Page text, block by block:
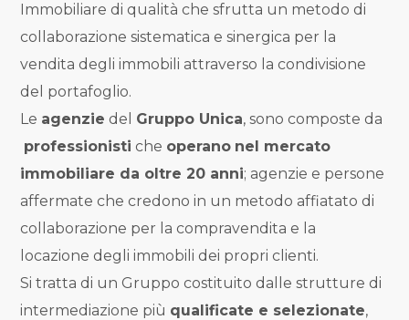
Immobiliare di qualità che sfrutta un metodo di
collaborazione sistematica e sinergica per la
vendita degli immobili attraverso la condivisione
del portafoglio.
Le agenzie del Gruppo Unica, sono composte da
professionisti che operano nel mercato
immobiliare da oltre 20 anni; agenzie e persone
affermate che credono in un metodo affiatato di
collaborazione per la compravendita e la
locazione degli immobili dei propri clienti.
Si tratta di un Gruppo costituito dalle strutture di
intermediazione più qualificate e selezionate,
CERCANO
I
NOSTRI
CLIENTI
CONTATTACI
Tipologia
-
multiscelta
Qualsiasi